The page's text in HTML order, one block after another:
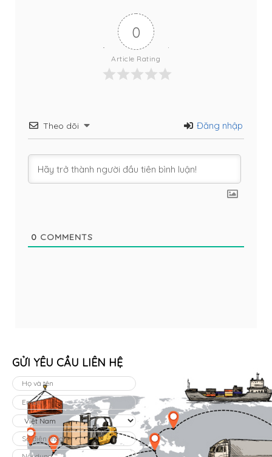
0
Article Rating
Theo dõi Đăng nhập
0 COMMENTS
GỬI YÊU CẦU LIÊN HỆ